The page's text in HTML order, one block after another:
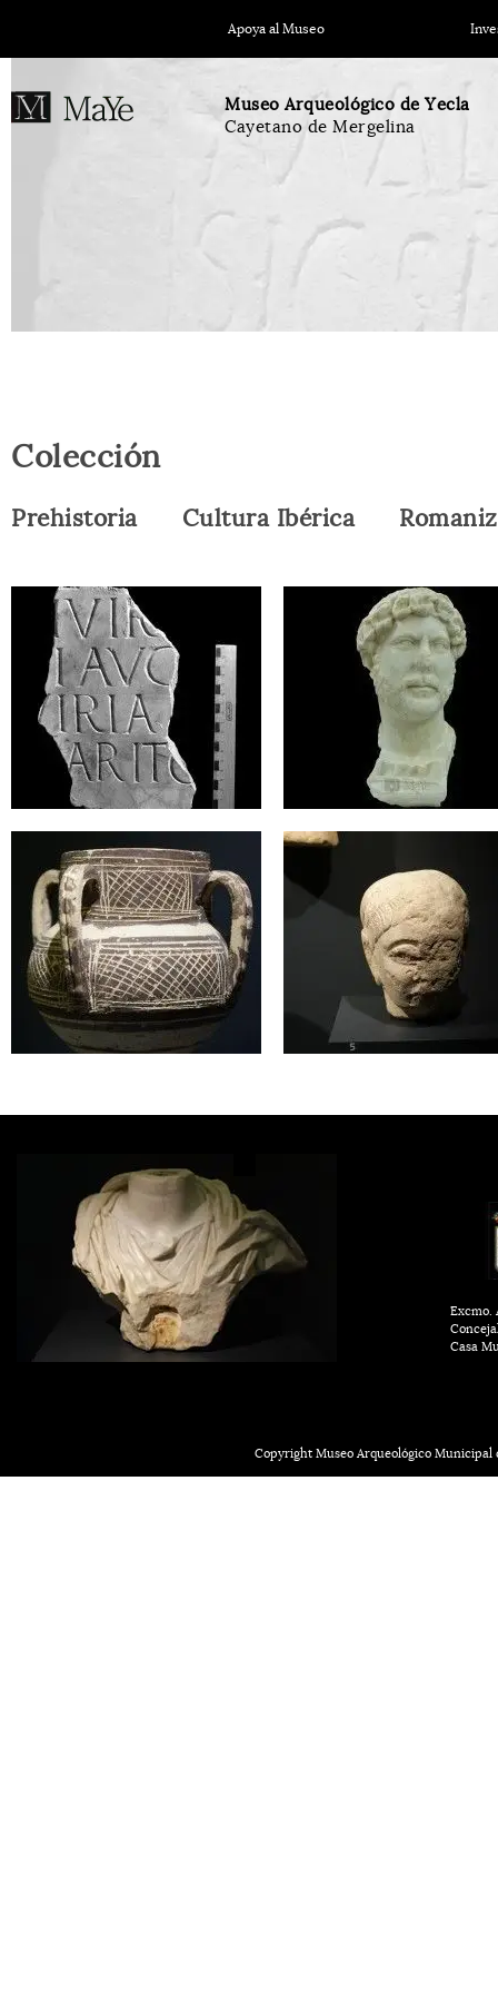
Apoya al Museo
Museo Arqueológico de Yecla
Cayetano de Mergelina
Colección
Prehistoria Cultura Ibérica
Excmo.
Casa
Copyright Museo Arqueológico Municipal